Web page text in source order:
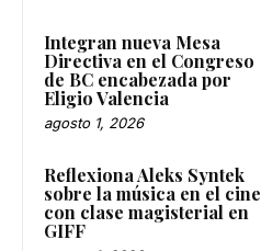
Integran nueva Mesa
Directiva en el Congreso
de BC encabezada por
Eligio Valencia
agosto 1, 2026
Reflexiona Aleks Syntek
sobre la música en el cine
con clase magisterial en
GIFF